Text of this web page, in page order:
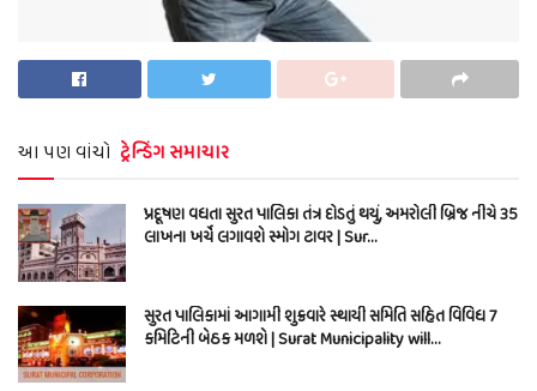
આ પણ વાંચો ટ્રેન્ડિંગ સમાચાર
પ્રદૂષણ વધતા સુરત પાલિકા તંત્ર દોડતું થયું, અમરોલી બ્રિજ નીચે 35
લાખના ખર્ચે લગાવશે સ્મોગ ટાવર | Sur…
સુરત પાલિકામાં આગામી શુક્રવારે સ્થાયી સમિતિ સહિત વિવિધ 7
કમિટિની બેઠક મળશે | Surat Municipality will…